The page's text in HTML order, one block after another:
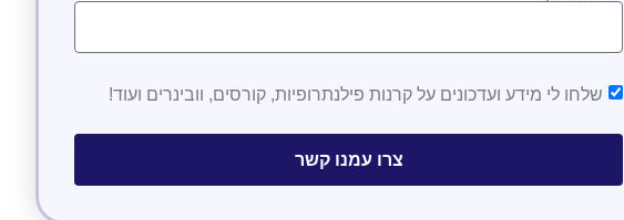
שלחו לי מידע ועדכונים על קרנות פילנתרופיות, קורסים, וובינרים ועוד!
צרו עמנו קשר